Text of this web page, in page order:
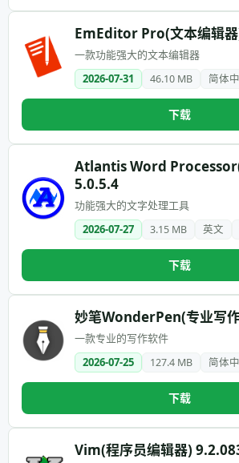
EmEditor Pro(文本编辑
一款功能强大的文本编辑器
2026-07-31
46.10 MB 简体
下载
Atlantis Word
5.0.5.4
功能强大的文字处理工具
2026-07-27
3.15 MB 英文
下载
妙笔WonderPen(专业写
一款专业的写作软件
2026-07-25
127.4 MB 简体
下载
Vim(程序员编辑器)